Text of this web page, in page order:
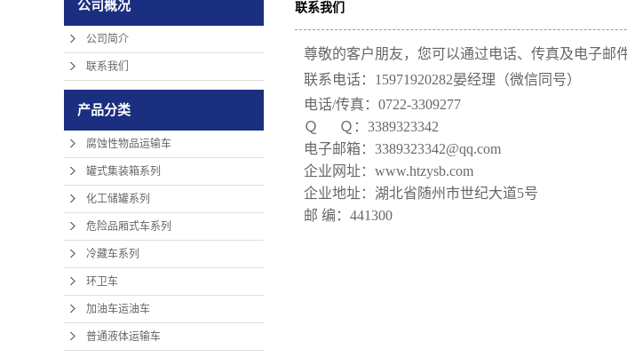
公司概况
公司简介
联系我们
产品分类
腐蚀性物品运输车
罐式集装箱系列
化工储罐系列
危险品厢式车系列
冷藏车系列
环卫车
加油车运油车
普通液体运输车
联系我们
尊敬的客户朋友，您可以通过电话、传真及电子邮
联系电话： 15971920282晏经理（微信同号）
电话/传真：0722-3309277
Ｑ Ｑ：3389323342
电子邮箱：3389323342@qq.com
企业网址：www.htzysb.com
企业地址：湖北省随州市世纪大道5号
邮 编：441300